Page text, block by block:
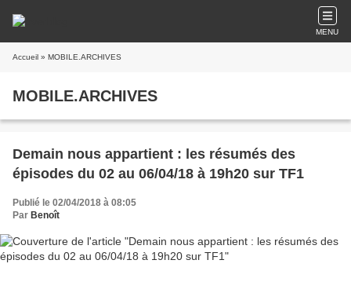
MENU
Accueil » MOBILE.ARCHIVES
MOBILE.ARCHIVES
Demain nous appartient : les résumés des
épisodes du 02 au 06/04/18 à 19h20 sur TF1
Publié le 02/04/2018 à 08:05
Par Benoît